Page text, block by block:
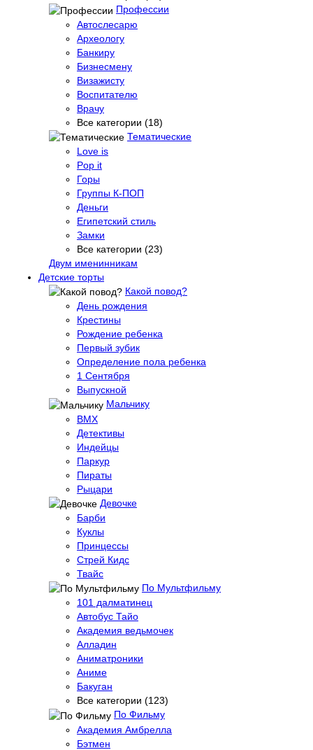
Профессии
Автослесарю
Археологу
Банкиру
Бизнесмену
Визажисту
Воспитателю
Врачу
Все категории (18)
Тематические
Love is
Pop it
Горы
Группы К-ПОП
Деньги
Египетский стиль
Замки
Все категории (23)
Двум именинникам
Детские торты
Какой повод?
День рождения
Крестины
Рождение ребенка
Первый зубик
Определение пола ребенка
1 Сентября
Выпускной
Мальчику
BMX
Детективы
Индейцы
Паркур
Пираты
Рыцари
Девочке
Барби
Куклы
Принцессы
Стрей Кидс
Твайс
По Мультфильму
101 далматинец
Автобус Тайо
Академия ведьмочек
Алладин
Аниматроники
Аниме
Бакуган
Все категории (123)
По Фильму
Академия Амбрелла
Бэтмен